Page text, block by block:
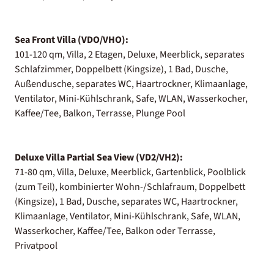
Sea Front Villa (VDO/VHO):
101-120 qm, Villa, 2 Etagen, Deluxe, Meerblick, separates
Schlafzimmer, Doppelbett (Kingsize), 1 Bad, Dusche,
Außendusche, separates WC, Haartrockner, Klimaanlage,
Ventilator, Mini-Kühlschrank, Safe, WLAN, Wasserkocher,
Kaffee/Tee, Balkon, Terrasse, Plunge Pool
Deluxe Villa Partial Sea View (VD2/VH2):
71-80 qm, Villa, Deluxe, Meerblick, Gartenblick, Poolblick
(zum Teil), kombinierter Wohn-/Schlafraum, Doppelbett
(Kingsize), 1 Bad, Dusche, separates WC, Haartrockner,
Klimaanlage, Ventilator, Mini-Kühlschrank, Safe, WLAN,
Wasserkocher, Kaffee/Tee, Balkon oder Terrasse,
Privatpool